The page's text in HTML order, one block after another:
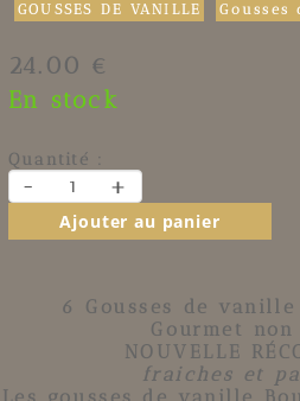
GOUSSES DE VANILLE Gousses
24.00 €
En stock
Quantité :
- +
Ajouter au panier
6 Gousses de vanille
Gourmet
NOUVELLE
fraiches et